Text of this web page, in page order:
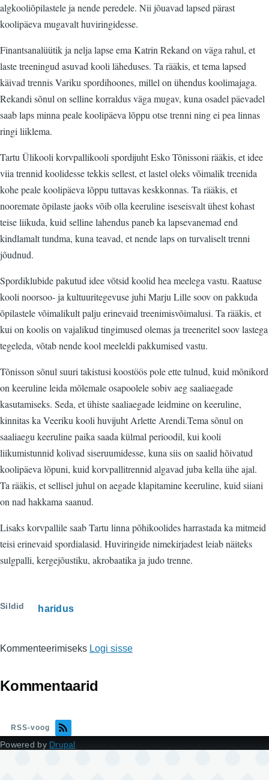
algkooliõpilastele ja nende peredele. Nii jõuavad lapsed pärast
koolipäeva mugavalt huviringidesse.
Finantsanalüütik ja nelja lapse ema Katrin Rekand on väga rahul, et
laste treeningud asuvad kooli läheduses. Ta rääkis, et tema lapsed
käivad trennis Variku spordihoones, millel on ühendus koolimajaga.
Rekandi sõnul on selline korraldus väga mugav, kuna osadel päevadel
saab laps minna peale koolipäeva lõppu otse trenni ning ei pea linnas
ringi liiklema.
Tartu Ülikooli korvpallikooli spordijuht Esko Tõnissoni rääkis, et idee
viia trennid koolidesse tekkis sellest, et lastel oleks võimalik treenida
kohe peale koolipäeva lõppu tuttavas keskkonnas. Ta rääkis, et
nooremate õpilaste jaoks võib olla keeruline iseseisvalt ühest kohast
teise liikuda, kuid selline lahendus paneb ka lapsevanemad end
kindlamalt tundma, kuna teavad, et nende laps on turvaliselt trenni
jõudnud.
Spordiklubide pakutud idee võtsid koolid hea meelega vastu. Raatuse
kooli noorsoo- ja kultuuritegevuse juhi Marju Lille soov on pakkuda
õpilastele võimalikult palju erinevaid treenimisvõimalusi. Ta rääkis, et
kui on koolis on vajalikud tingimused olemas ja treeneritel soov lastega
tegeleda, võtab nende kool meeleldi pakkumised vastu.
Tõnisson sõnul suuri takistusi koostöös pole ette tulnud, kuid mõnikord
on keeruline leida mõlemale osapoolele sobiv aeg saaliaegade
kasutamiseks. Seda, et ühiste saaliaegade leidmine on keeruline,
kinnitas ka Veeriku kooli huvijuht Arlette Arendi.Tema sõnul on
saaliaegu keeruline paika saada külmal perioodil, kui kooli
liikumistunnid kolivad siseruumidesse, kuna siis on saalid hõivatud
koolipäeva lõpuni, kuid korvpallitrennid algavad juba kella ühe ajal.
Ta rääkis, et sellisel juhul on aegade klapitamine keeruline, kuid siiani
on nad hakkama saanud.
Lisaks korvpallile saab Tartu linna põhikoolides harrastada ka mitmeid
teisi erinevaid spordialasid. Huviringide nimekirjadest leiab näiteks
sulgpalli, kergejõustiku, akrobaatika ja judo trenne.
Sildid haridus
Kommenteerimiseks Logi sisse
Kommentaarid
RSS-voog
Powered by Drupal